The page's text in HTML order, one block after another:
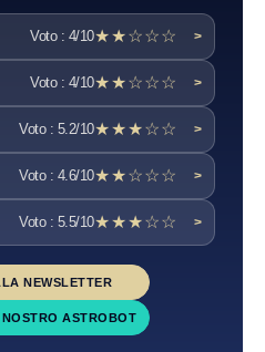
Voto : 4/10★★☆☆☆ >
Voto : 4/10★★☆☆☆ >
Voto : 5.2/10★★★☆☆ >
Voto : 4.6/10★★☆☆☆ >
Voto : 5.5/10★★★☆☆ >
NEWSLETTER
ASTROBOT